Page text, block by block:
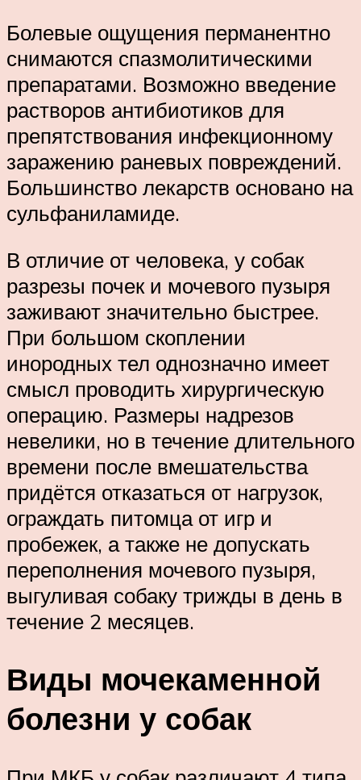
Болевые ощущения перманентно
снимаются спазмолитическими
препаратами. Возможно введение
растворов антибиотиков для
препятствования инфекционному
заражению раневых повреждений.
Большинство лекарств основано на
сульфаниламиде.
В отличие от человека, у собак
разрезы почек и мочевого пузыря
заживают значительно быстрее.
При большом скоплении
инородных тел однозначно имеет
смысл проводить хирургическую
операцию. Размеры надрезов
невелики, но в течение длительного
времени после вмешательства
придётся отказаться от нагрузок,
ограждать питомца от игр и
пробежек, а также не допускать
переполнения мочевого пузыря,
выгуливая собаку трижды в день в
течение 2 месяцев.
Виды мочекаменной
болезни у собак